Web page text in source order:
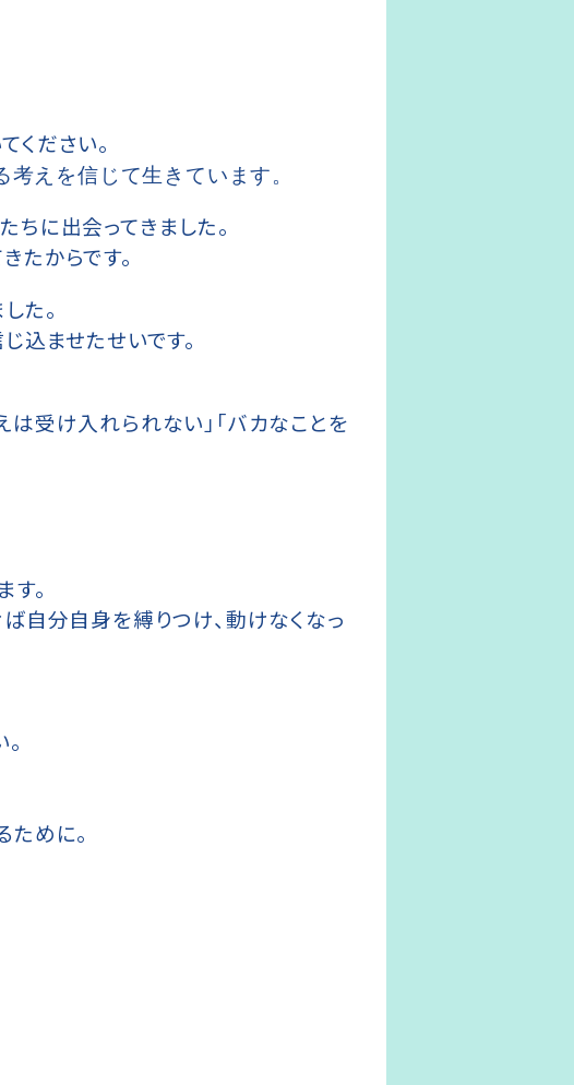
ください。
えを信じて生きています。
ちに出会ってきました。
たからです。
た。
込ませたせいです。
は受け入れられない」「バカなことを
。
自分自身を縛りつけ、動けなくなっ
ために。